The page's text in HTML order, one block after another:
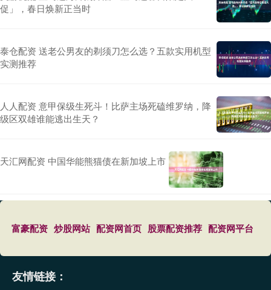
促」，春日焕新正当时
泰仓配资 送老公男友的剃须刀怎么选？五款实用机型
实测推荐
人人配资 意甲保级生死斗！比萨主场死磕维罗纳，降
级区双雄谁能逃出生天？
天汇网配资 中国华能熊猫债在新加坡上市
富豪配资 炒股网站 配资网首页 股票配资推荐 配资网平台
友情链接：